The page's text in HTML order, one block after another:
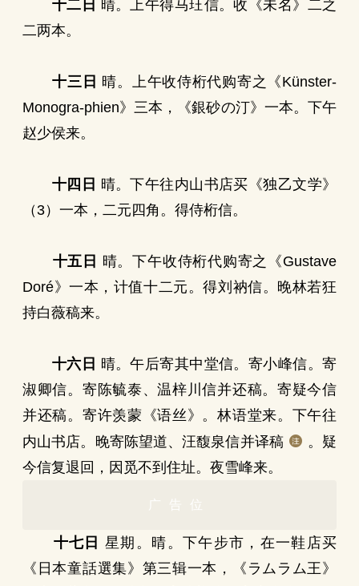
十二日 晴。上午得马玨信。收《未名》二之
二两本。
十三日 晴。上午收侍桁代购寄之《Künster-
Monogra-phien》三本，《銀砂の汀》一本。下午
赵少侯来。
十四日 晴。下午往内山书店买《独乙文学》
（3）一本，二元四角。得侍桁信。
十五日 晴。下午收侍桁代购寄之《Gustave
Doré》一本，计值十二元。得刘衲信。晚林若狂
持白薇稿来。
十六日 晴。午后寄其中堂信。寄小峰信。寄
淑卿信。寄陈毓泰、温梓川信并还稿。寄疑今信
并还稿。寄许羡蒙《语丝》。林语堂来。下午往
内山书店。晚寄陈望道、汪馥泉信并译稿
。疑
今信复退回，因觅不到住址。夜雪峰来。
广告位
十七日 星期。晴。下午步市，在一鞋店买
《日本童話選集》第三辑一本，《ラムラム王》